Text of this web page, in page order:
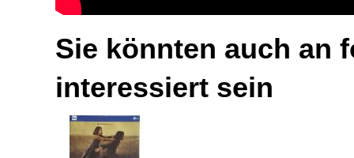
Sie könnten auch an
interessiert sein